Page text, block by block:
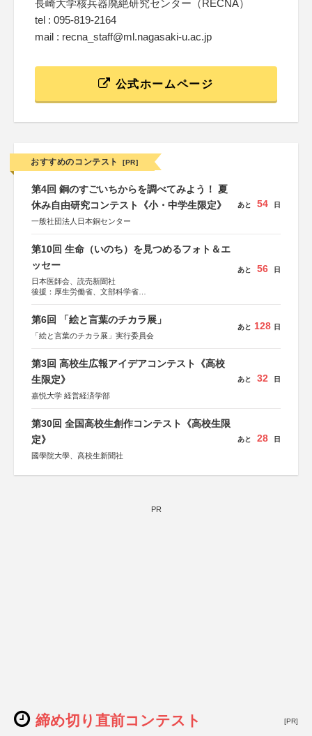
長崎大学核兵器廃絶研究センター（RECNA）
tel : 095-819-2164
mail : recna_staff@ml.nagasaki-u.ac.jp
公式ホームページ
おすすめのコンテスト [PR]
第4回 銅のすごいちからを調べてみよう！ 夏
休み自由研究コンテスト《小・中学生限定》
一般社団法人日本銅センター
あと 54 日
第10回 生命（いのち）を見つめるフォト＆エ
ッセー
日本医師会、読売新聞社
後援：厚生労働省、文部科学省
しん生命保険株式会社
あと 56 日
第6回 「絵と言葉のチカラ展」
「絵と言葉のチカラ展」実行委員会
あと 128 日
第3回 高校生広報アイデアコンテスト《高校
生限定》
嘉悦大学 経営経済学部
あと 32 日
第30回 全国高校生創作コンテスト《高校生限
定》
國學院大學、高校生新聞社
あと 28 日
PR
締め切り直前コンテスト [PR]